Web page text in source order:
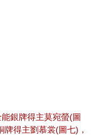
銀牌得主莫宛螢(圖
得主劉慕裳(圖七)，